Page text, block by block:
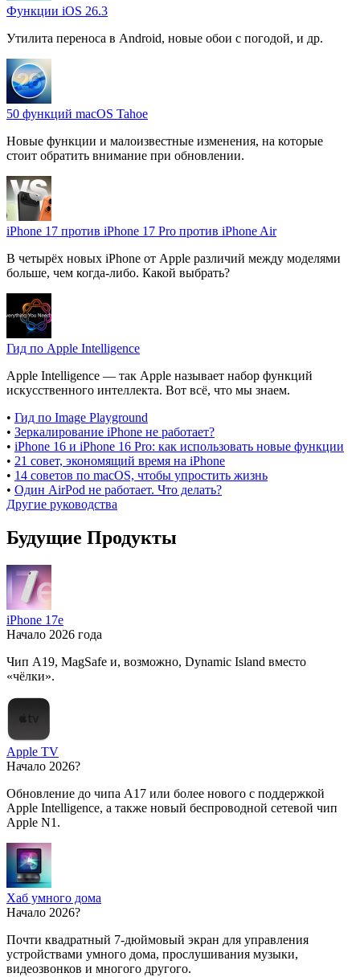
Функции iOS 26.3
Утилита переноса в Android, новые обои с погодой, и др.
50 функций macOS Tahoe
Новые функции и малоизвестные изменения, на которые
стоит обратить внимание при обновлении.
iPhone 17 против iPhone 17 Pro против iPhone Air
В четырёх новых iPhone от Apple различий между моделями
больше, чем когда-либо. Какой выбрать?
Гид по Apple Intelligence
Apple Intelligence — так Apple называет набор функций
искусственного интеллекта. Вот всё, что мы знаем.
• Гид по Image Playground
• Зеркалирование iPhone не работает?
• iPhone 16 и iPhone 16 Pro: как использовать новые функции
• 21 совет, экономящий время на iPhone
• 14 советов по macOS, чтобы упростить жизнь
• Один AirPod не работает. Что делать?
Другие руководства
Будущие Продукты
iPhone 17e
Начало 2026 года
Чип A19, MagSafe и, возможно, Dynamic Island вместо
«чёлки».
Apple TV
Начало 2026?
Обновление до чипа A17 или более нового с поддержкой
Apple Intelligence, а также новый беспроводной сетевой чип
Apple N1.
Хаб умного дома
Начало 2026?
Почти квадратный 7-дюймовый экран для управления
устройствами умного дома, прослушивания музыки,
видеозвонков и многого другого.